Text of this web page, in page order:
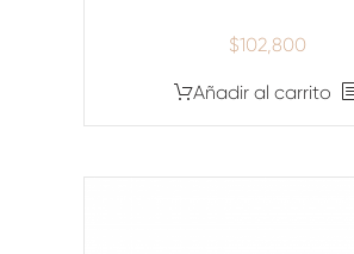
$102,800
Añadir al carrito